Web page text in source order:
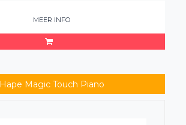
MEER INFO
Hape Magic Touch Piano